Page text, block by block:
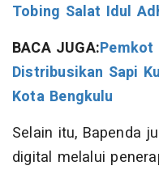
Tobing Salat Idul
BACA JUGA:Pemkot
Distribusikan Sapi
Kota Bengkulu
Selain itu, Bapenda
digital melalui